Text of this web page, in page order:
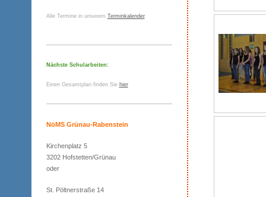
Alle Termine in unserem Terminkalender
Nächste Schularbeiten:
Einen Gesamtplan finden Sie hier
NöMS Grünau-Rabenstein
Kirchenplatz 5
3202 Hofstetten/Grünau
oder
St. Pöltnerstraße 14